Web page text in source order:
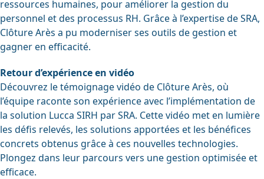
ressources humaines, pour améliorer la gestion du
personnel et des processus RH. Grâce à l’expertise de SRA,
Clôture Arès a pu moderniser ses outils de gestion et
gagner en efficacité.
Retour d’expérience en vidéo
Découvrez le témoignage vidéo de Clôture Arès, où
l’équipe raconte son expérience avec l’implémentation de
la solution Lucca SIRH par SRA. Cette vidéo met en lumière
les défis relevés, les solutions apportées et les bénéfices
concrets obtenus grâce à ces nouvelles technologies.
Plongez dans leur parcours vers une gestion optimisée et
efficace.